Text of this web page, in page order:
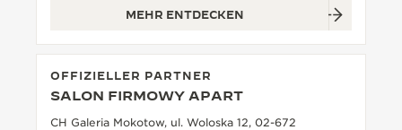
ATMOS GARANTIE
DIE AUSSTELLUNG „THE PERPETUAL
THE DREAM SHAPER
RAFFINESSE: MEHR ALS 1.400 KALIBER
MEISTERLEISTUNG: 108 KUNSTHANDWERKE
MEHR ENTDECKEN
OFFIZIELLER PARTNER
SALON FIRMOWY APART
CH Galeria Mokotow, ul. Woloska 12, 02-672